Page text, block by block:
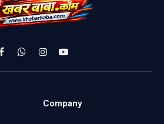
FacebookWhatsApp
InstagramYouTube
Company